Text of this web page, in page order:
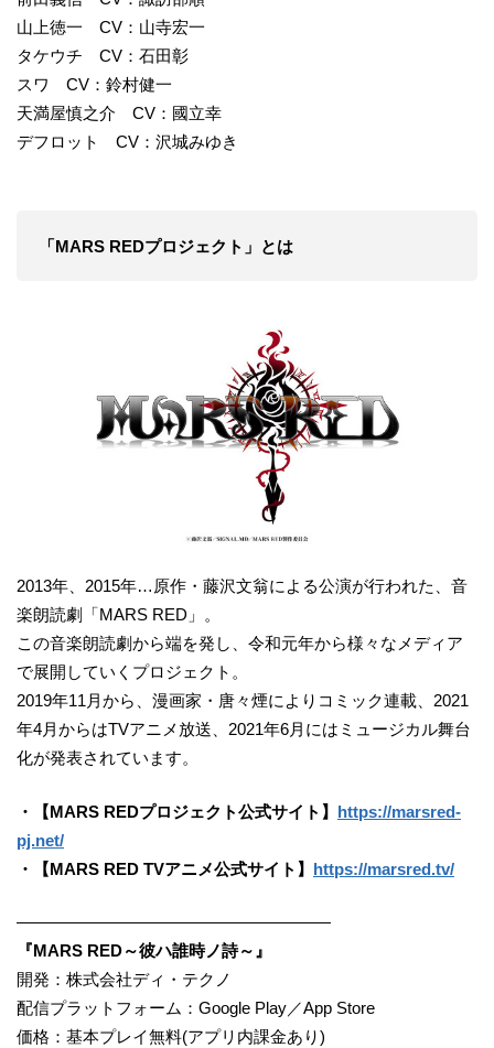
山上徳一 CV：山寺宏一
タケウチ CV：石田彰
スワ CV：鈴村健一
天満屋慎之介 CV：國立幸
デフロット CV：沢城みゆき
「MARS REDプロジェクト」とは
2013年、2015年…原作・藤沢文翁による公演が行われた、音
楽朗読劇「MARS RED」。
この音楽朗読劇から端を発し、令和元年から様々なメディア
で展開していくプロジェクト。
2019年11月から、漫画家・唐々煙によりコミック連載、2021
年4月からはTVアニメ放送、2021年6月にはミュージカル舞台
化が発表されています。
・【MARS REDプロジェクト公式サイト】 https://marsred-
pj.net/
・【MARS RED TVアニメ公式サイト】 https://marsred.tv/
———————————————————
『MARS RED～彼ハ誰時ノ詩～』
開発：株式会社ディ・テクノ
配信プラットフォーム：Google Play／App Store
価格：基本プレイ無料(アプリ内課金あり)